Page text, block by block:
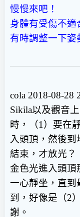
慢慢來吧！
身體有受傷不適
有時調整一下姿
cola 2018-08-28
Sikila以及觀音
時，（1）要在
入頭頂，然後
結束，才放光？
金色光進入頭頂
一心靜坐，直到
到，好像是（2
謝。